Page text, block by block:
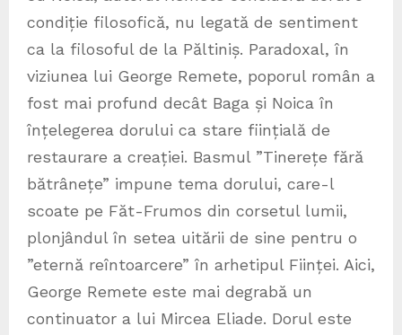
condiție filosofică, nu legată de sentiment
ca la filosoful de la Păltiniș. Paradoxal, în
viziunea lui George Remete, poporul român a
fost mai profund decât Baga și Noica în
înțelegerea dorului ca stare ființială de
restaurare a creației. Basmul ”Tinerețe fără
bătrânețe” impune tema dorului, care-l
scoate pe Făt-Frumos din corsetul lumii,
plonjândul în setea uitării de sine pentru o
”eternă reîntoarcere” în arhetipul Ființei. Aici,
George Remete este mai degrabă un
continuator a lui Mircea Eliade. Dorul este